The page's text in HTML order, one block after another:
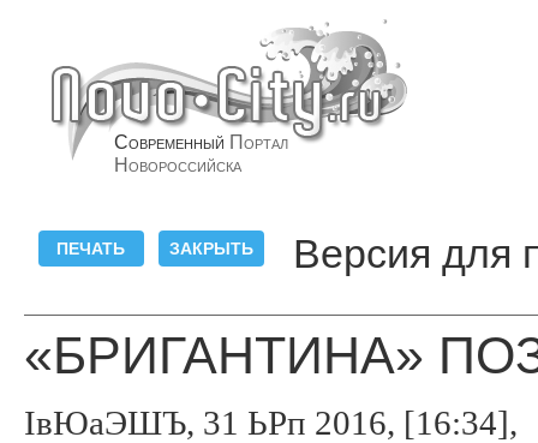
Современный Портал
Новороссийска
Версия для
«БРИГАНТИНА»
ІвЮаЭШЪ, 31 ЬРп 2016, [16:34],